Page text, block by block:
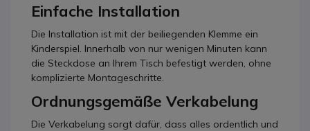
Einfache Installation
Die Installation ist mit der beiliegenden Klemme ein
Kinderspiel. Innerhalb von nur wenigen Minuten kann
die Steckdose an Ihrem Tisch befestigt werden, ohne
komplizierte Montageschritte.
Ordnungsgemäße Verkabelung
Die Verkabelung sorgt dafür, dass alles ordentlich und